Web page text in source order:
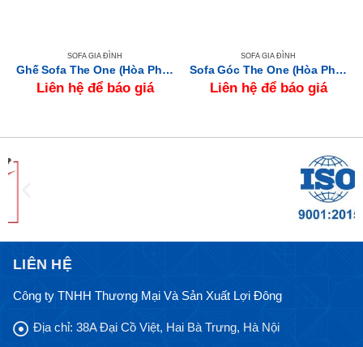
SOFA GIA ĐÌNH
Ghế Sofa The One (Hòa Phát) SF508
Liên hệ để báo giá
SOFA GIA ĐÌNH
Sofa Góc The One (Hòa Phát) SF62
Liên hệ để báo giá
LIÊN HỆ
Công ty TNHH Thương Mại Và Sản Xuất Lợi Đông
Địa chỉ: 38A Đại Cồ Việt, Hai Bà Trưng, Hà Nội